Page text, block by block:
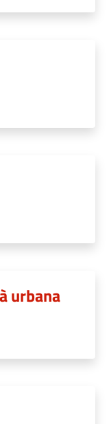
urbana